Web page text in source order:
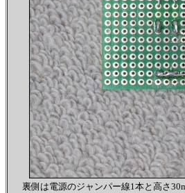
裏側は電源のジャンパー線1本と高さ